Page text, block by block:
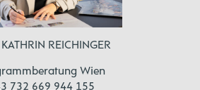
REICHINGER
Wien
732 669 944 155